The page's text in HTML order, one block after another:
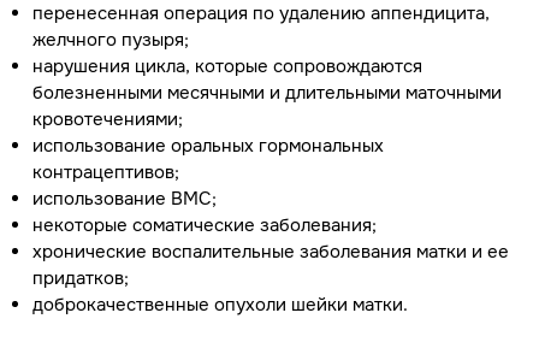
перенесенная операция по удалению аппендицита,
желчного пузыря;
нарушения цикла, которые сопровождаются
болезненными месячными и длительными маточными
кровотечениями;
использование оральных гормональных
контрацептивов;
использование ВМС;
некоторые соматические заболевания;
хронические воспалительные заболевания матки и ее
придатков;
доброкачественные опухоли шейки матки.